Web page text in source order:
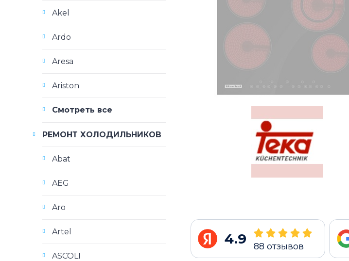
4.9 88 отзывов
Akel
Ardo
Aresa
Ariston
Смотреть все
РЕМОНТ ХОЛОДИЛЬНИКОВ
Abat
AEG
Aro
Artel
ASCOLI